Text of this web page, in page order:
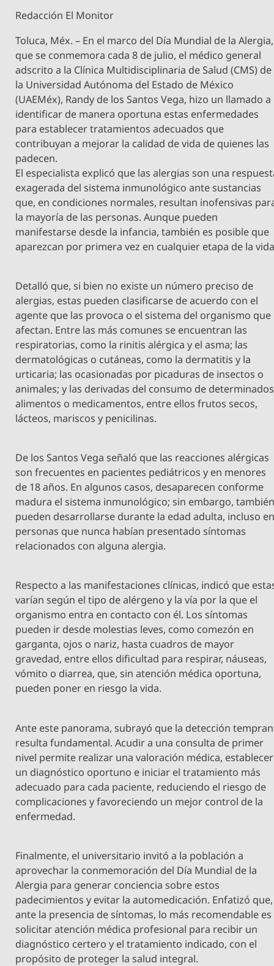
Redacción El Monitor
Toluca, Méx. – En el marco del Día Mundial de la Alergia,
que se conmemora cada 8 de julio, el médico general
adscrito a la Clínica Multidisciplinaria de Salud (CMS) de
la Universidad Autónoma del Estado de México
(UAEMéx), Randy de los Santos Vega, hizo un llamado a
identificar de manera oportuna estas enfermedades
para establecer tratamientos adecuados que
contribuyan a mejorar la calidad de vida de quienes las
padecen.
El especialista explicó que las alergias son una
exagerada del sistema inmunológico ante sustancias
que, en condiciones normales, resultan inofensivas
la mayoría de las personas. Aunque pueden
manifestarse desde la infancia, también es posible que
aparezcan por primera vez en cualquier etapa de la
Detalló que, si bien no existe un número preciso de
alergias, estas pueden clasificarse de acuerdo con el
agente que las provoca o el sistema del organismo que
afectan. Entre las más comunes se encuentran las
respiratorias, como la rinitis alérgica y el asma; las
dermatológicas o cutáneas, como la dermatitis y la
urticaria; las ocasionadas por picaduras de insectos o
animales; y las derivadas del consumo de determinados
alimentos o medicamentos, entre ellos frutos secos,
lácteos, mariscos y penicilinas.
De los Santos Vega señaló que las reacciones alérgicas
son frecuentes en pacientes pediátricos y en menores
de 18 años. En algunos casos, desaparecen conforme
madura el sistema inmunológico; sin embargo,
pueden desarrollarse durante la edad adulta, incluso
personas que nunca habían presentado síntomas
relacionados con alguna alergia.
Respecto a las manifestaciones clínicas, indicó que
varían según el tipo de alérgeno y la vía por la que el
organismo entra en contacto con él. Los síntomas
pueden ir desde molestias leves, como comezón en
garganta, ojos o nariz, hasta cuadros de mayor
gravedad, entre ellos dificultad para respirar, náuseas,
vómito o diarrea, que, sin atención médica oportuna,
pueden poner en riesgo la vida.
Ante este panorama, subrayó que la detección
resulta fundamental. Acudir a una consulta de primer
nivel permite realizar una valoración médica, establecer
un diagnóstico oportuno e iniciar el tratamiento más
adecuado para cada paciente, reduciendo el riesgo de
complicaciones y favoreciendo un mejor control de la
enfermedad.
Finalmente, el universitario invitó a la población a
aprovechar la conmemoración del Día Mundial de la
Alergia para generar conciencia sobre estos
padecimientos y evitar la automedicación. Enfatizó que,
ante la presencia de síntomas, lo más recomendable es
solicitar atención médica profesional para recibir un
diagnóstico certero y el tratamiento indicado, con el
propósito de proteger la salud integral.